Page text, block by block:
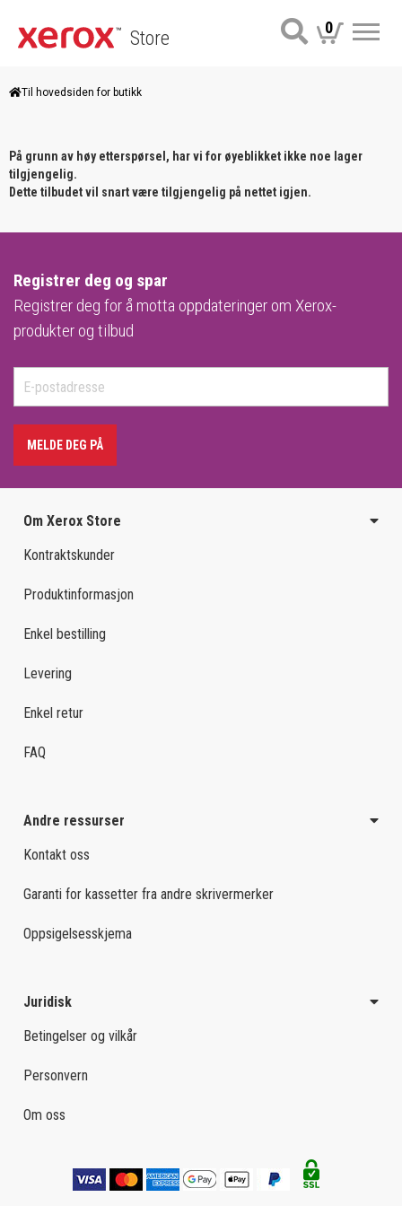
Store 0
Til hovedsiden for butikk
På grunn av høy etterspørsel, har vi for øyeblikket ikke noe lager
tilgjengelig.
Dette tilbudet vil snart være tilgjengelig på nettet igjen.
Registrer deg og spar
Registrer deg for å motta oppdateringer om Xerox-
produkter og tilbud
MELDE DEG PÅ
Om Xerox Store
Kontraktskunder
Produktinformasjon
Enkel bestilling
Levering
Enkel retur
FAQ
Andre ressurser
Kontakt oss
Garanti for kassetter fra andre skrivermerker
Oppsigelsesskjema
Juridisk
Betingelser og vilkår
Personvern
Om oss